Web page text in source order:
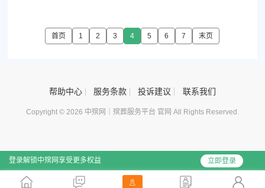
首页 1 2 3 4 5 6 7 末页
帮助中心 服务条款 投诉建议 联系我们
Copyright © 2026 中殡网｜殡葬服务平台 官网 All Rights Reserved.
登录解锁中殡网享受更多权益 立即登录